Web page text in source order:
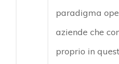
paradigma
aziende che
proprio in